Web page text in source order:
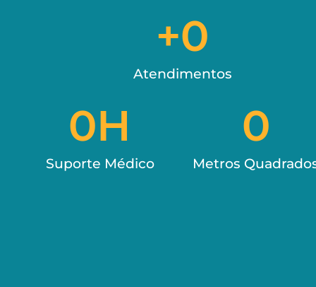
Atendimentos
+0
Suporte Médico
0H
Metros
0